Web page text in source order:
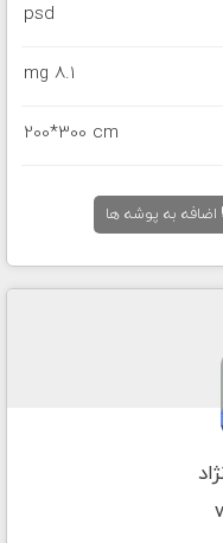
psd
8.1 mg
200*300 cm
اضافه به پوشه ها